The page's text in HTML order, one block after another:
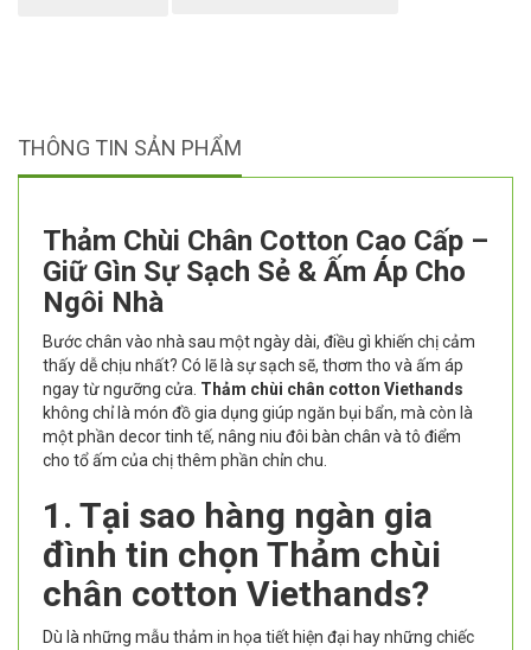
THÔNG TIN SẢN PHẨM
Thảm Chùi Chân Cotton Cao Cấp –
Giữ Gìn Sự Sạch Sẻ & Ấm Áp Cho
Ngôi Nhà
Bước chân vào nhà sau một ngày dài, điều gì khiến chị cảm
thấy dễ chịu nhất? Có lẽ là sự sạch sẽ, thơm tho và ấm áp
ngay từ ngưỡng cửa. Thảm chùi chân cotton Viethands
không chỉ là món đồ gia dụng giúp ngăn bụi bẩn, mà còn là
một phần decor tinh tế, nâng niu đôi bàn chân và tô điểm
cho tổ ấm của chị thêm phần chỉn chu.
1. Tại sao hàng ngàn gia
đình tin chọn Thảm chùi
chân cotton Viethands?
Dù là những mẫu thảm in họa tiết hiện đại hay những chiếc